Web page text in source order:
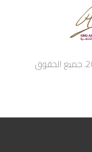
هيئة شباب كلنا الأردن © 2019. جميع الحقوق